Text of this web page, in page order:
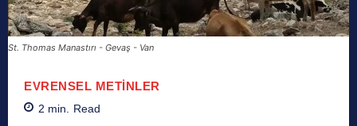
St. Thomas Manastırı - Gevaş - Van
EVRENSEL METINLER
2 min. Read